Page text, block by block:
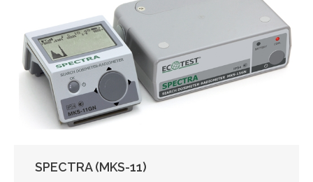
Jazyková verze
SPECTRA (MKS-11)